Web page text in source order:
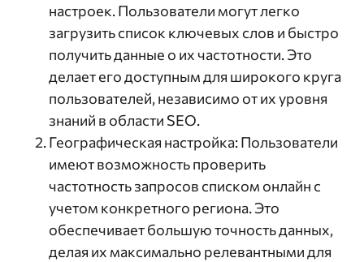
настроек. Пользователи могут легко
загрузить список ключевых слов и быстро
получить данные о их частотности. Это
делает его доступным для широкого круга
пользователей, независимо от их уровня
знаний в области SEO.
Географическая настройка: Пользователи
имеют возможность проверить
частотность запросов списком онлайн с
учетом конкретного региона. Это
обеспечивает большую точность данных,
делая их максимально релевантными для